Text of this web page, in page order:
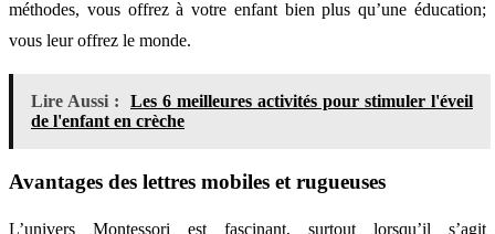
méthodes, vous offrez à votre enfant bien plus qu’une éducation;
vous leur offrez le monde.
Lire Aussi :
Les 6 meilleures activités pour stimuler l'éveil
de l'enfant en crèche
Avantages des lettres mobiles et rugueuses
L’univers Montessori est fascinant, surtout lorsqu’il s’agit